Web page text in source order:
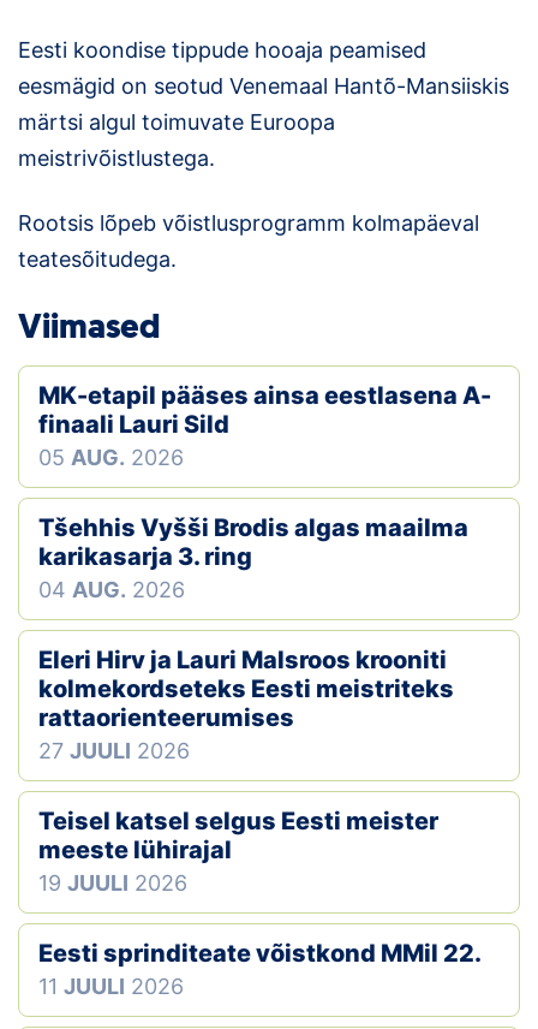
Eesti koondise tippude hooaja peamised
eesmägid on seotud Venemaal Hantõ-Mansiiskis
märtsi algul toimuvate Euroopa
meistrivõistlustega.
Rootsis lõpeb võistlusprogramm kolmapäeval
teatesõitudega.
Viimased
MK-etapil pääses ainsa eestlasena A-
finaali Lauri Sild
05 AUG. 2026
Tšehhis Vyšši Brodis algas maailma
karikasarja 3. ring
04 AUG. 2026
Eleri Hirv ja Lauri Malsroos krooniti
kolmekordseteks Eesti meistriteks
rattaorienteerumises
27 JUULI 2026
Teisel katsel selgus Eesti meister
meeste lühirajal
19 JUULI 2026
Eesti sprinditeate võistkond MMil 22.
11 JUULI 2026